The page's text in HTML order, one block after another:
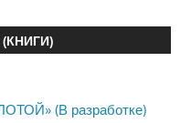
(В разработке)